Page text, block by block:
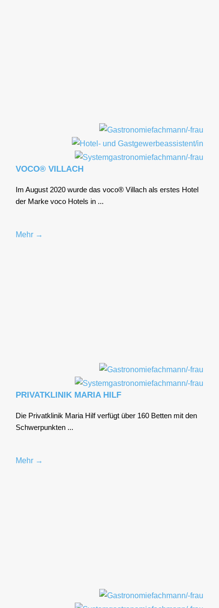
VOCO® VILLACH
Im August 2020 wur­de das voco® Vil­lach als ers­tes Hotel
der Mar­ke voco Hotels in ...
Mehr →
PRIVATKLINIK MARIA HILF
Die Pri­vat­kli­nik Maria Hilf ver­fügt über 160 Bet­ten mit den
Schwer­punk­ten ...
Mehr →